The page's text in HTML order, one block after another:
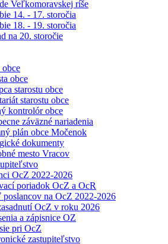
Veľkomoravskej ríše
14. - 17. storočia
18. - 19. storočia
na 20. storočie
obce
obce
starostu obce
starostu obce
kontrolór obce
záväzné nariadenia
plán obce Močenok
dokumenty
mesto Vracov
OcZ 2022-2026
poriadok OcZ a OcR
poslancov na OcZ 2022-2026
OcZ v roku 2026
a zápisnice OZ
pri OcZ
zastupiteľstvo